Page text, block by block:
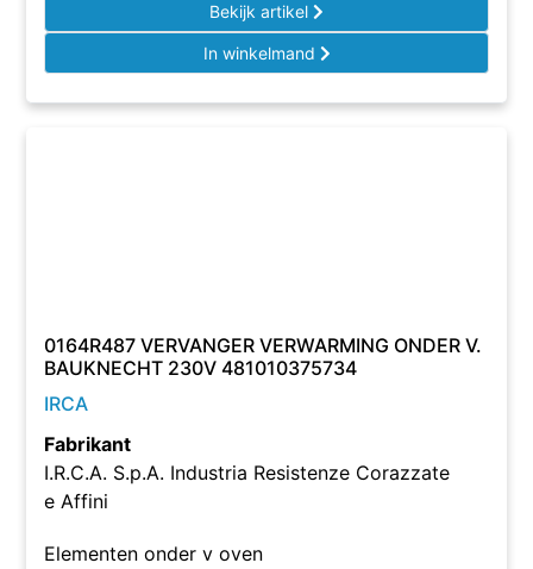
Bekijk artikel
In winkelmand
0164R487 VERVANGER VERWARMING ONDER V.
BAUKNECHT 230V 481010375734
IRCA
Fabrikant
I.R.C.A. S.p.A. Industria Resistenze Corazzate
e Affini
Elementen onder v oven